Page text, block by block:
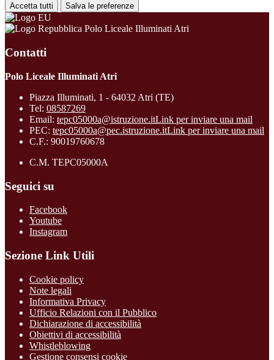
Accetta tutti Salva le preferenze
Polo Liceale Illuminati Atri
Contatti
Polo Liceale Illuminati Atri
Piazza Illuminati, 1 - 64032 Atri (TE)
Tel: 08587269
Email: tepc05000a@istruzione.itLink per inviare una mail
PEC: tepc05000a@pec.istruzione.itLink per inviare una mail
C.F.: 90019760678
C.M. TEPC05000A
Seguici su
Facebook
Youtube
Instagram
Sezione Link Utili
Cookie policy
Note legali
Informativa Privacy
Ufficio Relazioni con il Pubblico
Dichiarazione di accessibilità
Obiettivi di accessibilità
Whistleblowing
Gestione consensi cookie